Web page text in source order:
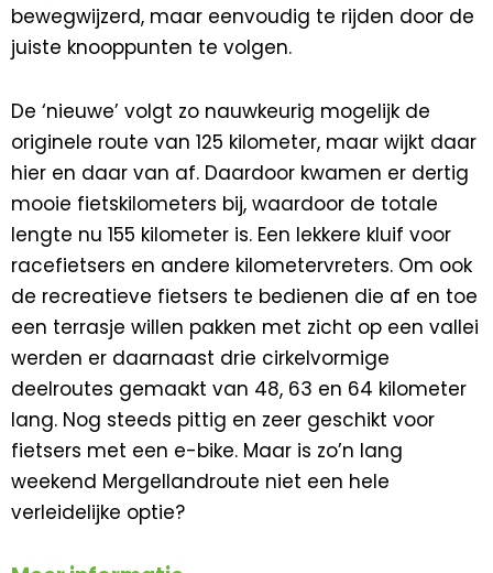
bewegwijzerd, maar eenvoudig te rijden door de
juiste knooppunten te volgen.
De ‘nieuwe’ volgt zo nauwkeurig mogelijk de
originele route van 125 kilometer, maar wijkt daar
hier en daar van af. Daardoor kwamen er dertig
mooie fietskilometers bij, waardoor de totale
lengte nu 155 kilometer is. Een lekkere kluif voor
racefietsers en andere kilometervreters. Om ook
de recreatieve fietsers te bedienen die af en toe
een terrasje willen pakken met zicht op een vallei
werden er daarnaast drie cirkelvormige
deelroutes gemaakt van 48, 63 en 64 kilometer
lang. Nog steeds pittig en zeer geschikt voor
fietsers met een e-bike. Maar is zo’n lang
weekend Mergellandroute niet een hele
verleidelijke optie?